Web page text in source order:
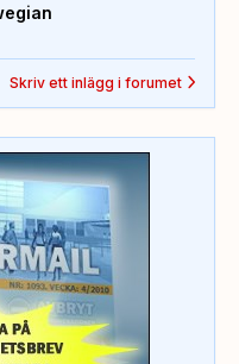
Skriv ett inlägg i forumet